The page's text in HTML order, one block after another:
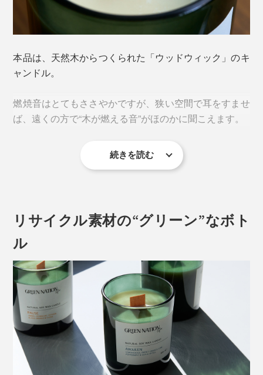
ンドしています。
手つかずの大自然が、数多く世界遺産に登録されている
オーストラリア。
『GREEN NATION life』の名のとおり、エネルギーに満
ちあふれた豊かな緑の大地です。
本品は、天然木からつくられた「ウッドウィック」のキ
ャンドル。
燃焼音はとてもささやかですが、狭い空間で耳をすませ
ば、遠くの方で“木が燃える音”がほのかに聞こえます。
ススが出にくく、燃焼時間が長い、大豆由来のソイワッ
クスを採用。ソイワックスは融点が低くやわらかいた
め、溶けやすく香りの拡散も素早いのが特徴です。
続きを読む
リサイクル素材の“グリーン”なボト
ル